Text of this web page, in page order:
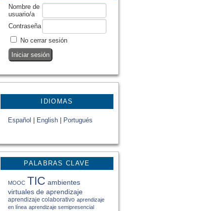
Nombre de
usuario/a
Contraseña
No cerrar sesión
IDIOMAS
Español English Portugués
PALABRAS CLAVE
MOOC TIC ambientes
virtuales de aprendizaje
aprendizaje colaborativo aprendizaje
en línea aprendizaje semipresencial